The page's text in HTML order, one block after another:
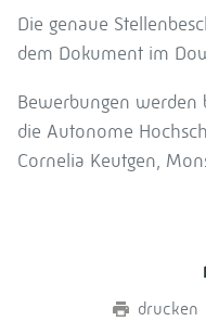
Die genaue
dem Dokument im
Bewerbungen werden
die Autonome
Cornelia Keutgen,
drucken